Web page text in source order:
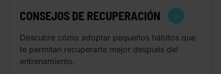
CONSEJOS DE RECUPERACIÓN
Descubre cómo adoptar pequeños hábitos que
te permitan recuperarte mejor después del
entrenamiento.